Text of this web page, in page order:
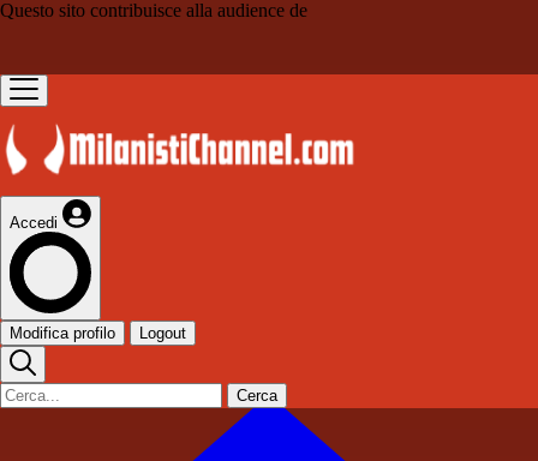
Questo sito contribuisce alla audience de
Accedi
Modifica profilo Logout
Cerca